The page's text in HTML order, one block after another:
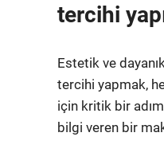
tercihi
Estetik ve
tercihi yapmak,
için kritik bir
bilgi veren bir